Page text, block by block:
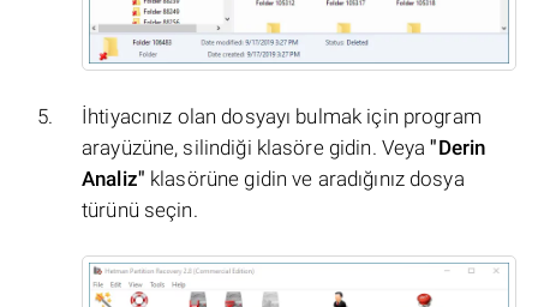
İhtiyacınız olan dosyayı bulmak için program
arayüzüne, silindiği klasöre gidin. Veya"Derin
Analiz" klasörüne gidin ve aradığınız dosya
türünü seçin.